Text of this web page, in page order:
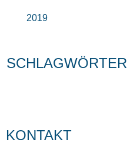
2019
SCHLAGWÖRTER
KONTAKT